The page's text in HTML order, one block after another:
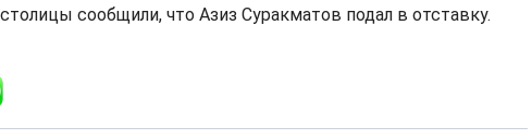
сообщили, что Азиз Суракматов подал в отставку.